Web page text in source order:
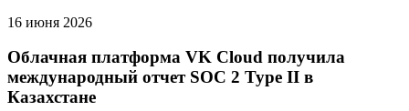
16 июня 2026
Облачная платформа VK Cloud получила
международный отчет SOC 2 Type II в
Казахстане